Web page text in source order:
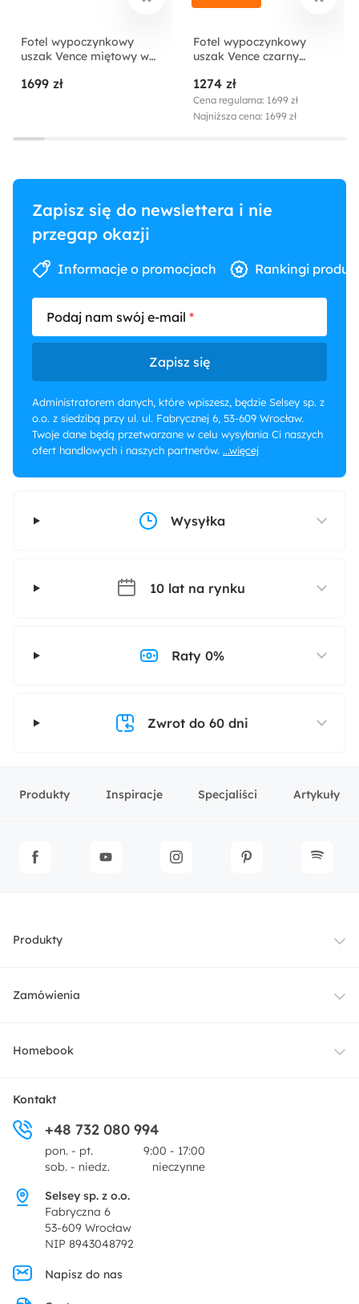
Fotel wypoczynkowy
uszak Vence miętowy w
welur nóżki czarne
1699 zł
Fotel wypoczynkowy
uszak Vence czarny
1274 zł
Cena regularna: 1699 zł
Najniższa cena: 1699 zł
Zapisz się do newslettera i nie
przegap okazji
Informacje o promocjach Rankingi
Podaj nam swój e-mail
Zapisz się
Administratorem danych, które wpiszesz, będzie Selsey sp. z
o.o. z siedzibą przy ul. ul. Fabrycznej 6, 53-609 Wrocław.
Twoje dane będą przetwarzane w celu wysyłania Ci naszych
ofert handlowych i naszych partnerów. ...więcej
Wysyłka
10 lat na rynku
Raty 0%
Zwrot do 60 dni
Produkty Inspiracje Specjaliści Artykuły
Produkty
Meble
Dekoracje i akcesoria
Promocje
Zamówienia
Dostawa
Zwroty
Pytania i odpowiedzi
Homebook
O nas
Centrum prasowe
Regulamin
Polityka prywatności
Kontakt
+48 732 080 994
pon. - pt.
9:00 - 17:00
sob. - niedz.
nieczynne
Selsey sp. z o.o.
Fabryczna 6
53-609 Wrocław
NIP 8943048792
Napisz do nas